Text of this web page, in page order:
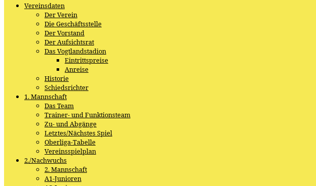
Vereinsdaten
Der Verein
Die Geschäftsstelle
Der Vorstand
Der Aufsichtsrat
Das Vogtlandstadion
Eintrittspreise
Anreise
Historie
Schiedsrichter
1. Mannschaft
Das Team
Trainer- und Funktionsteam
Zu- und Abgänge
Letztes/Nächstes Spiel
Oberliga-Tabelle
Vereinsspielplan
2./Nachwuchs
2. Mannschaft
A1-Junioren